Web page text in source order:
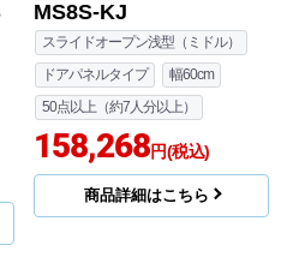
M9シリーズ 食器洗い乾
燥機 NP-45MS9S 工事